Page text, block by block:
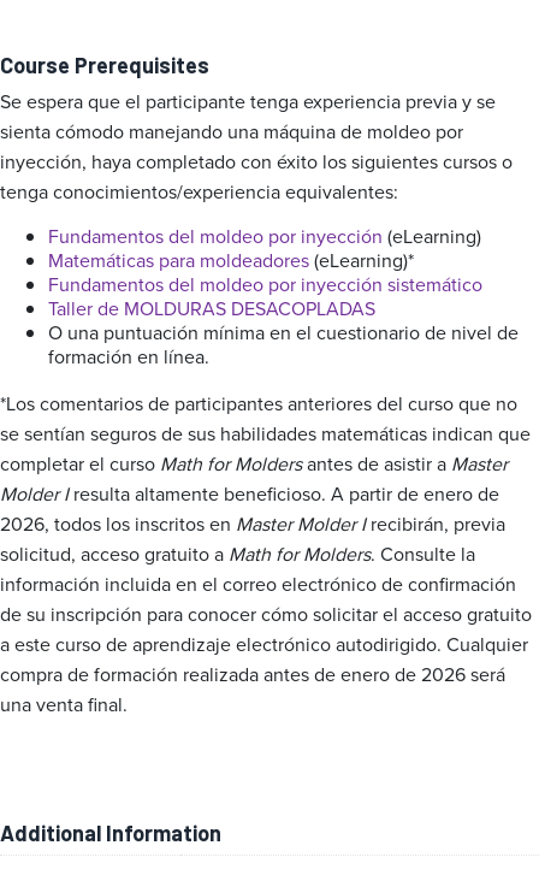
Course Prerequisites
Se espera que el participante tenga experiencia previa y se
sienta cómodo manejando una máquina de moldeo por
inyección, haya completado con éxito los siguientes cursos o
tenga conocimientos/experiencia equivalentes:
Fundamentos del moldeo por inyección (eLearning)
Matemáticas para moldeadores(eLearning)*
Fundamentos del moldeo por inyección sistemático
Taller de MOLDURAS DESACOPLADAS
O una puntuación mínima en el cuestionario de nivel de
formación en línea.
*Los comentarios de participantes anteriores del curso que no
se sentían seguros de sus habilidades matemáticas indican que
completar el curso Math for Moldersantes de asistir a Master
Molder Iresulta altamente beneficioso. A partir de enero de
2026, todos los inscritos en Master Molder Irecibirán, previa
solicitud, acceso gratuito a Math for Molders. Consulte la
información incluida en el correo electrónico de confirmación
de su inscripción para conocer cómo solicitar el acceso gratuito
a este curso de aprendizaje electrónico autodirigido. Cualquier
compra de formación realizada antes de enero de 2026 será
una venta final.
Additional Information